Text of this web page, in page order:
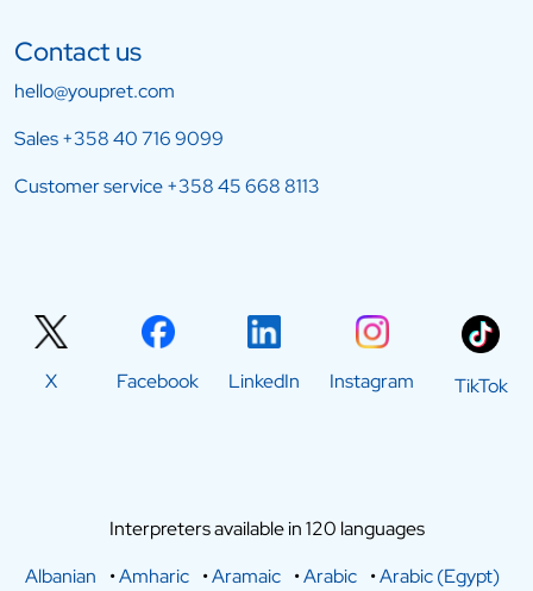
Contact us
hello@youpret.com
Sales+358 40 716 9099
Customer service+358 45 668 8113
X Facebook LinkedIn Instagram TikTok
Interpreters available in 120 languages
Albanian
•Amharic •Aramaic •Arabic •Arabic (Egypt)